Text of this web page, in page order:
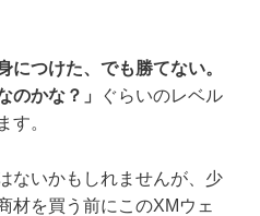
につけた、でも勝てない。
のかな？」
ぐらいのレベル
す。
ないかもしれませんが、少
材を買う前にこのXMウェ